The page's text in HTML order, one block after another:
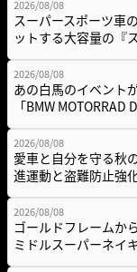
2026/08/08
スーパースポーツ車
ットする大容量の『
2026/08/08
あの白馬のイベント
「BMW MOTORRAD
2026/08/08
愛車と自分を守る秋
進運動と盗難防止強
2026/08/08
ゴールドフレームか
ミドルスーパーネイ